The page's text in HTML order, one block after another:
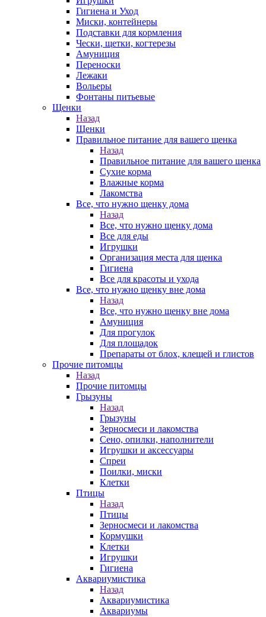
Гигиена и Уход
Миски, контейнеры
Подставки для кормления
Чески, щетки, когтерезы
Амуниция
Переноски
Лежаки
Вольеры
Фонтаны питьевые
Щенки
Назад
Щенки
Правильное питание для вашего щенка
Назад
Правильное питание для вашего щенка
Сухие корма
Влажные корма
Лакомства
Все, что нужно щенку дома
Назад
Все, что нужно щенку дома
Все для еды
Игрушки
Организация места для щенка
Гигиена
Все для красоты и ухода
Все, что нужно щенку вне дома
Назад
Все, что нужно щенку вне дома
Амуниция
Для прогулок
Для площадок
Препараты от блох, клещей и глистов
Прочие питомцы
Назад
Прочие питомцы
Грызуны
Назад
Грызуны
Зерносмеси и лакомства
Сено, опилки, наполнители
Игрушки и аксессуары
Спреи
Поилки, миски
Клетки
Птицы
Назад
Птицы
Зерносмеси и лакомства
Кормушки
Клетки
Игрушки
Гигиена
Аквариумистика
Назад
Аквариумистика
Аквариумы